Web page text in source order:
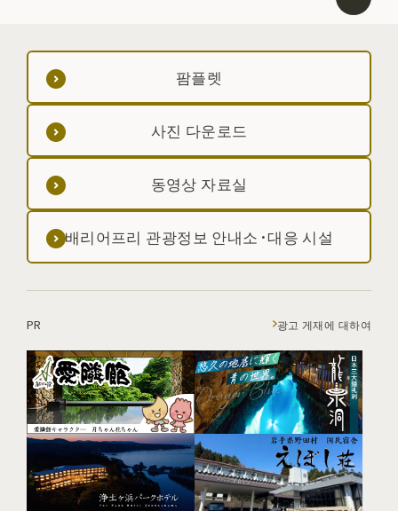
팜플렛
사진 다운로드
동영상 자료실
배리어프리 관광정보 안내소·대응 시설
PR 광고 게재에 대하여